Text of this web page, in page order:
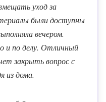
уход за
были доступны
вечером.
и по делу. Отличный
закрыть вопрос с
из дома.